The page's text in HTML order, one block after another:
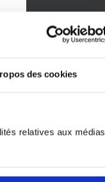
des cookies
relatives aux médias